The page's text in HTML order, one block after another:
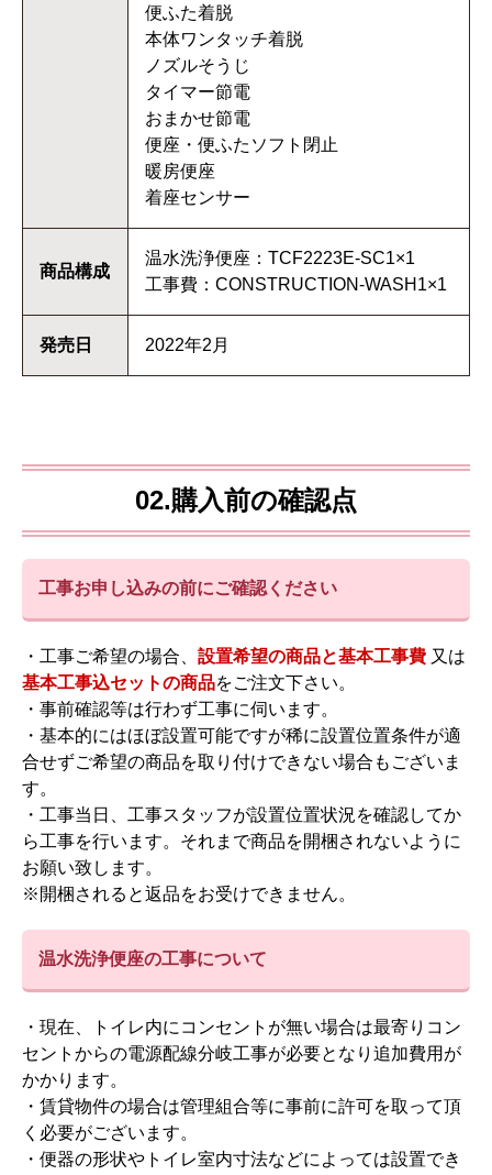
便ふた着脱
本体ワンタッチ着脱
ノズルそうじ
タイマー節電
おまかせ節電
便座・便ふたソフト閉止
暖房便座
着座センサー
商品構成
温水洗浄便座：TCF2223E-SC1×1
工事費：CONSTRUCTION-WASH1×1
発売日 2022年2月
02.購入前の確認点
工事お申し込みの前にご確認ください
・工事ご希望の場合、 設置希望の商品と基本工事費 又は
基本工事込セットの商品をご注文下さい。
・事前確認等は行わず工事に伺います。
・基本的にはほぼ設置可能ですが稀に設置位置条件が適
合せずご希望の商品を取り付けできない場合もございま
す。
・工事当日、工事スタッフが設置位置状況を確認してか
ら工事を行います。それまで商品を開梱されないように
お願い致します。
※開梱されると返品をお受けできません。
温水洗浄便座の工事について
・現在、トイレ内にコンセントが無い場合は最寄りコン
セントからの電源配線分岐工事が必要となり追加費用が
かかります。
・賃貸物件の場合は管理組合等に事前に許可を取って頂
く必要がございます。
・便器の形状やトイレ室内寸法などによっては設置でき